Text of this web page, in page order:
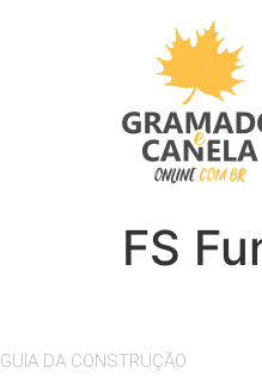
FS
GUIA DA CONSTRUÇÃO